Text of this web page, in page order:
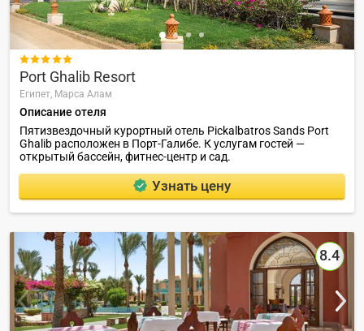

Port Ghalib Resort
Египет, Марса Алам
Описание отеля
Пятизвездочный курортный отель Pickalbatros Sands Port
Ghalib расположен в Порт-Галибе. К услугам гостей —
открытый бассейн, фитнес-центр и сад.
Узнать цену
8.4